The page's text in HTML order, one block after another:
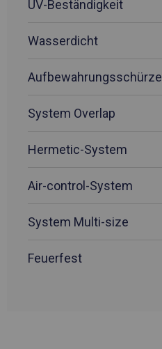
UV-Beständigkeit
Wasserdicht
Aufbewahrungsschürze
System Overlap
Hermetic-System
Air-control-System
System Multi-size
Feuerfest